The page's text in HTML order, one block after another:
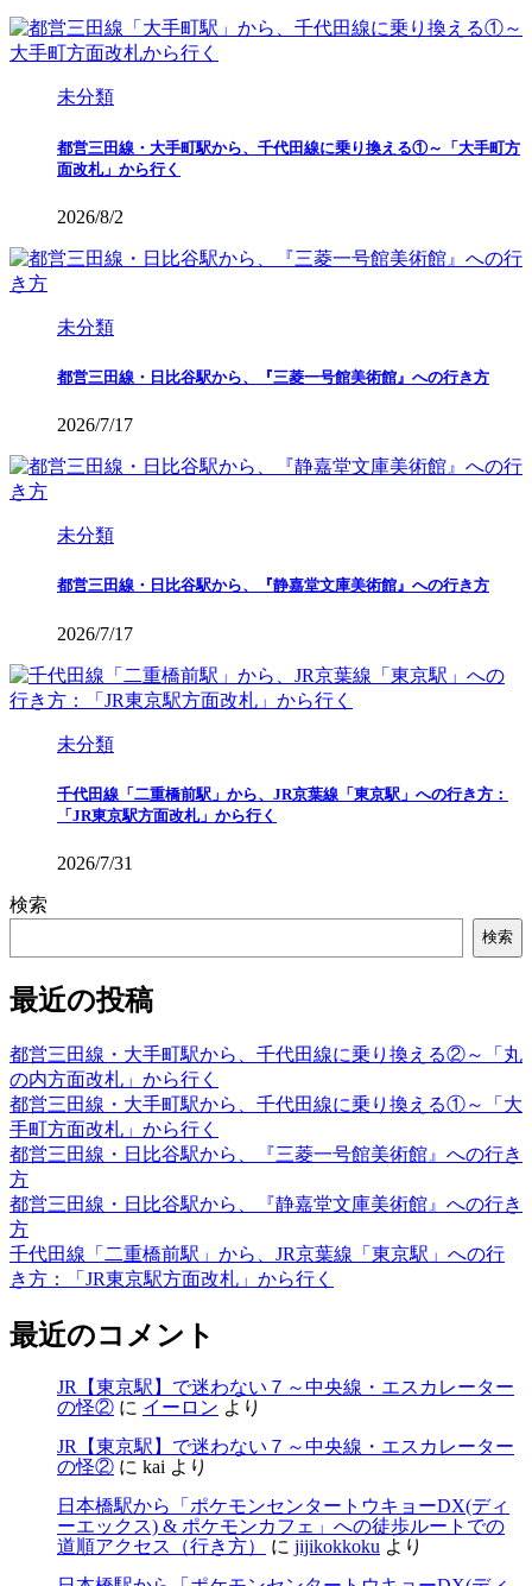
未分類
都営三田線・大手町駅から、千代田線に乗り換える①～「大手町方
面改札」から行く
2026/8/2
未分類
都営三田線・日比谷駅から、『三菱一号館美術館』への行き方
2026/7/17
未分類
都営三田線・日比谷駅から、『静嘉堂文庫美術館』への行き方
2026/7/17
未分類
千代田線「二重橋前駅」から、JR京葉線「東京駅」への行き方：
「JR東京駅方面改札」から行く
2026/7/31
検索
検索
最近の投稿
都営三田線・大手町駅から、千代田線に乗り換える②～「丸
の内方面改札」から行く
都営三田線・大手町駅から、千代田線に乗り換える①～「大
手町方面改札」から行く
都営三田線・日比谷駅から、『三菱一号館美術館』への行き
方
都営三田線・日比谷駅から、『静嘉堂文庫美術館』への行き
方
千代田線「二重橋前駅」から、JR京葉線「東京駅」への行
き方：「JR東京駅方面改札」から行く
最近のコメント
JR【東京駅】で迷わない７～中央線・エスカレーター
の怪② に イーロン より
JR【東京駅】で迷わない７～中央線・エスカレーター
の怪② に kai より
日本橋駅から「ポケモンセンタートウキョーDX(ディ
ーエックス) & ポケモンカフェ」への徒歩ルートでの
道順アクセス（行き方）
に jijikokkoku より